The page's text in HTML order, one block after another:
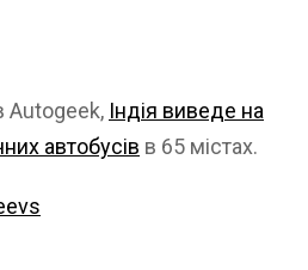
Autogeek, Індія виведе на
автобусів в 65 містах.